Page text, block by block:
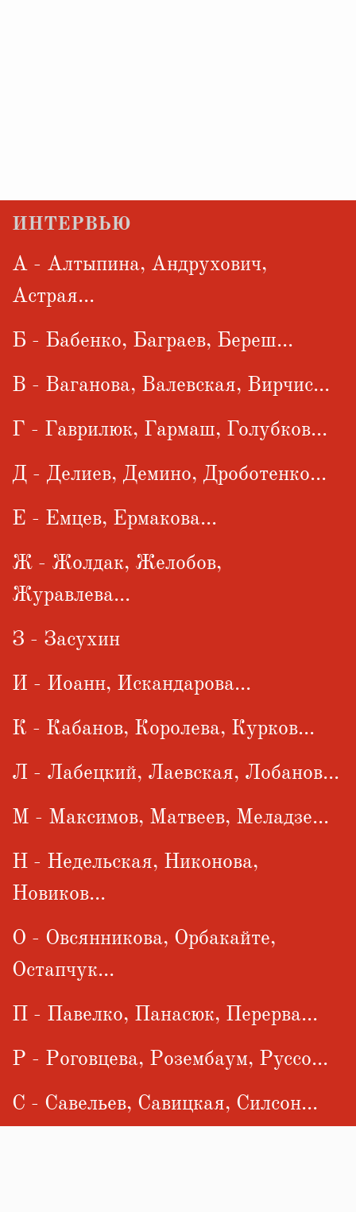
ИНТЕРВЬЮ
А - Алтыпина, Андрухович,
Астрая...
Б - Бабенко, Баграев, Береш...
В - Ваганова, Валевская, Вирчис...
Г - Гаврилюк, Гармаш, Голубков...
Д - Делиев, Демино, Дроботенко...
Е - Емцев, Ермакова...
Ж - Жолдак, Желобов,
Журавлева...
З - Засухин
И - Иоанн, Искандарова...
К - Кабанов, Королева, Курков...
Л - Лабецкий, Лаевская, Лобанов...
М - Максимов, Матвеев, Меладзе...
Н - Недельская, Никонова,
Новиков...
О - Овсянникова, Орбакайте,
Остапчук...
П - Павелко, Панасюк, Перерва...
Р - Роговцева, Розембаум, Руссо...
С - Савельев, Савицкая, Силсон...